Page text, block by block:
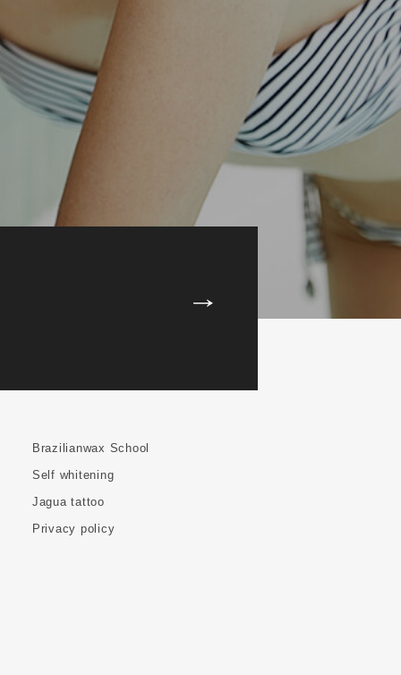
Brazilianwax School
Self whitening
Jagua tattoo
Privacy policy